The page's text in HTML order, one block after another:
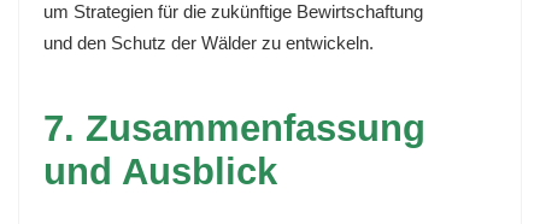
um Strategien für die zukünftige Bewirtschaftung
und den Schutz der Wälder zu entwickeln.
7. Zusammenfassung
und Ausblick